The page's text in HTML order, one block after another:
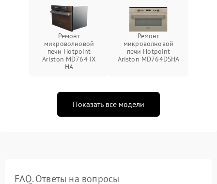
Ремонт
микроволновой
печи Hotpoint
Ariston MD764 IX
HA
Ремонт
микроволновой
печи Hotpoint
Ariston MD764DSHA
Показать все модели
FAQ. Ответы на вопросы